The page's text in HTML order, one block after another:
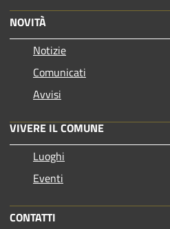
NOVITÀ
Notizie
Comunicati
Avvisi
VIVERE IL COMUNE
Luoghi
Eventi
CONTATTI